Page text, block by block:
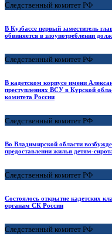
Следственный комитет РФ
В Кузбассе первый заместитель
обвиняется в злоупотреблении
Следственный комитет РФ
В кадетском корпусе имени
преступлениях ВСУ в Курской
комитета России
Следственный комитет РФ
Во Владимирской области
предоставлении жилья детям-
Следственный комитет РФ
Состоялось открытие кадетских
органам СК России
Следственный комитет РФ